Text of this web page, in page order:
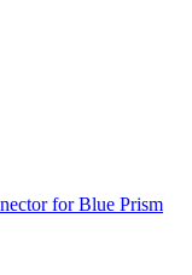
for Blue Prism